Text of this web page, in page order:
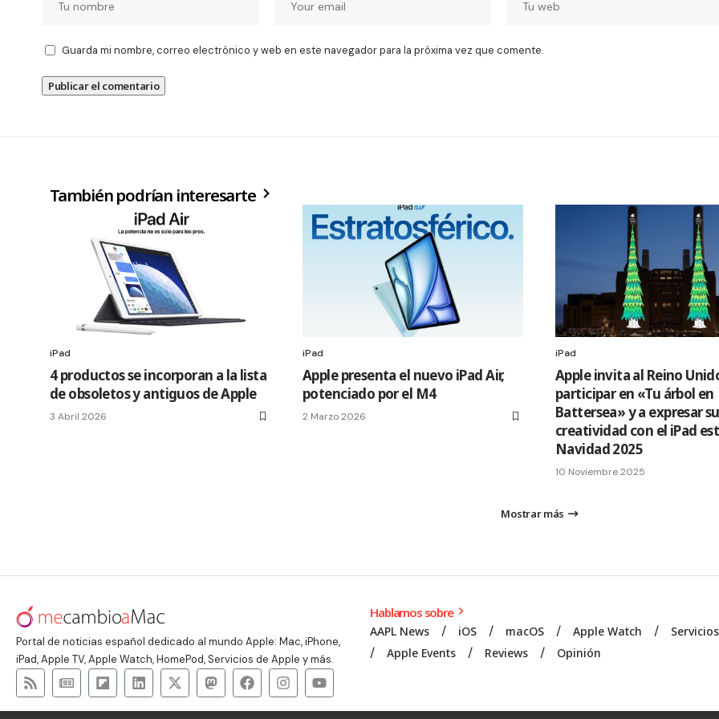
Guarda mi nombre, correo electrónico y web en este navegador para la próxima vez que comente.
También podrían interesarte
iPad
4 productos se incorporan a la lista
de obsoletos y antiguos de Apple
3 Abril 2026
iPad
Apple presenta el nuevo iPad Air,
potenciado por el M4
2 Marzo 2026
iPad
Apple invita al Reino
participar en «Tu árbol en
Battersea» y a expresar su
creatividad con el iPad
Navidad 2025
10 Noviembre 2025
Mostrar más
Portal de noticias español dedicado al mundo Apple: Mac, iPhone,
iPad, Apple TV, Apple Watch, HomePod, Servicios de Apple y más.
Hablamos sobre
AAPL News iOS macOS Apple Watch
Apple Events
Reviews Opinión